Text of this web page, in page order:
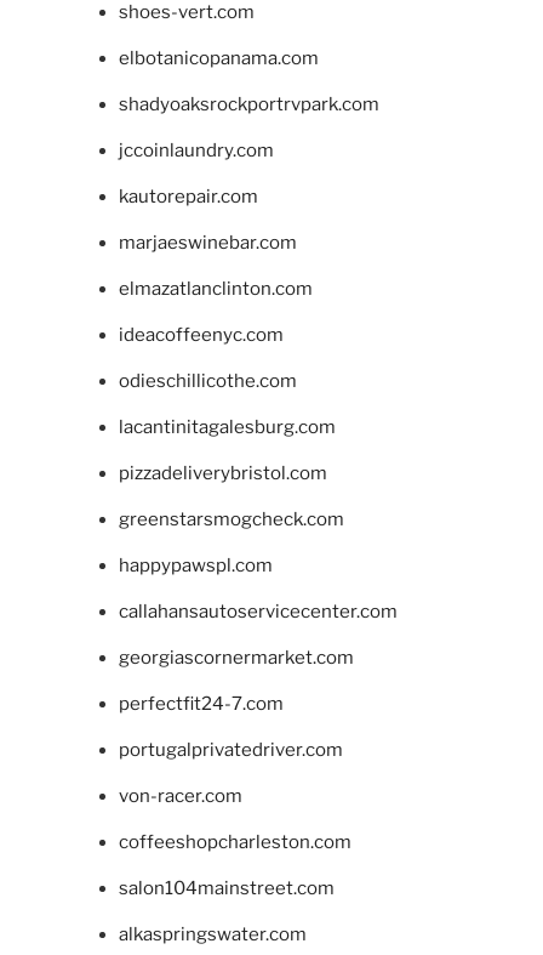
shoes-vert.com
elbotanicopanama.com
shadyoaksrockportrvpark.com
jccoinlaundry.com
kautorepair.com
marjaeswinebar.com
elmazatlanclinton.com
ideacoffeenyc.com
odieschillicothe.com
lacantinitagalesburg.com
pizzadeliverybristol.com
greenstarsmogcheck.com
happypawspl.com
callahansautoservicecenter.com
georgiascornermarket.com
perfectfit24-7.com
portugalprivatedriver.com
von-racer.com
coffeeshopcharleston.com
salon104mainstreet.com
alkaspringswater.com